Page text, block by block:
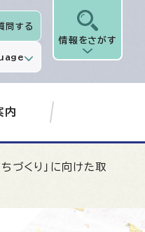
問する
情報をさがす
内
づくり」に向けた取